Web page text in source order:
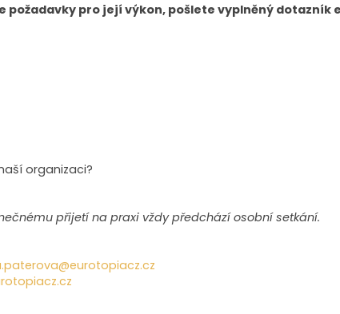
požadavky pro její výkon, pošlete vyplněný
organizaci?
přijetí na praxi vždy předchází osobní setkání.